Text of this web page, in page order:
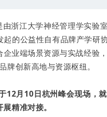
浙江大学神经管理学实验
的公益性自有品牌产学研
业端场景资源与实战经验
创新高地与资源枢纽。
12月10日杭州峰会现场，
精准对接。